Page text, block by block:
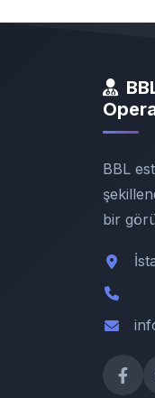
BBL
bir